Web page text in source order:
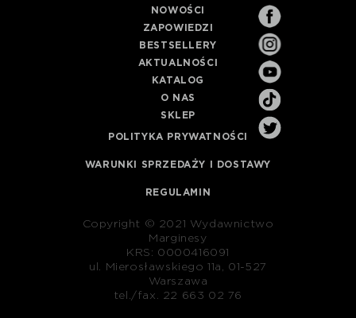
NOWOŚCI
ZAPOWIEDZI
BESTSELLERY
AKTUALNOŚCI
KATALOG
O NAS
SKLEP
POLITYKA PRYWATNOŚCI
WARUNKI SPRZEDAŻY I DOSTAWY
REGULAMIN
Copyright © 2021 Wydawnictwo
Marginesy
KRS: 0000416091
ul. Mierosławskiego 11a, 01-527
Warszawa
tel./fax. 22 663 02 76